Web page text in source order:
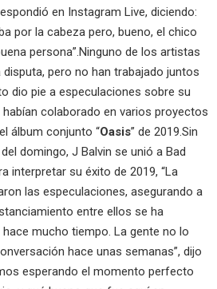
en Instagram Live, diciendo:
por la cabeza pero, bueno, el chico
persona”.Ninguno de los artistas
pero no han trabajado juntos
dio pie a especulaciones sobre su
colaborado en varios proyectos
álbum conjunto “Oasis” de 2019.Sin
domingo, J Balvin se unió a Bad
interpretar su éxito de 2019, “La
las especulaciones, asegurando a
entre ellos se ha
mucho tiempo. La gente no lo
hace unas semanas”, dijo
esperando el momento perfecto